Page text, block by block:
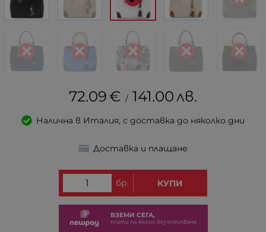
72.09€ / 141.00 лв.
Налична в Италия, с доставка до няколко дни
Доставка и плащане
бр. КУПИ
ВЗЕМИ СЕГА,
плати по-късно без оскъпвяне